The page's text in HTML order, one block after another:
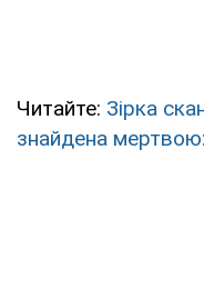
Читайте: Зірка
знайдена